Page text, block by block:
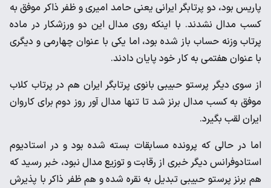
پاریس بود، دو پرتابگر ایرانی یعنی حامد امیری و ظفر ذاکر موفق به
کسب مدال نشدند. با اینکه روی مدال این دو ورزشکار در ماده
پرتاب وزنه حساب باز شده بود، اما یکی با عنوان چهارمی و دیگری
با عنوان هفتمی به کار خود پایان دادند.
از سوی دیگر پرستو حبیبی بانوی پرتابگر ایران هم در پرتاب کلاب
موفق به کسب مدال برنز شد تا تنها مدال آور روز دوم برای کاروان
ایران لقب بگیرد.
اما در حالی که پرونده مسابقات بسته شده بود و در استادیوم
استادوفرانس دیگر خبری از رقابت و توزیع مدال نبود، خبر رسید که
هم برنز پرستو حبیبی تبدیل به نقره شده و هم ظفر ذاکر با پذیرش